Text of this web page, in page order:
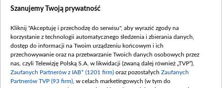
Opinie
Białoruś / Polska
Czytelnia
Centrum Europy
O nas
Szanujemy Twoją prywatność
Kliknij "Akceptuję i przechodzę do serwisu", aby wyrazić zgody na
korzystanie z technologii automatycznego śledzenia i zbierania danych,
dostęp do informacji na Twoim urządzeniu końcowym i ich
przechowywanie oraz na przetwarzanie Twoich danych osobowych przez
nas, czyli Telewizję Polską S.A. w likwidacji (zwaną dalej również „TVP”),
Zaufanych Partnerów z IAB* (1201 firm) oraz pozostałych Zaufanych
Partnerów TVP (93 firm) , w celach marketingowych (w tym do